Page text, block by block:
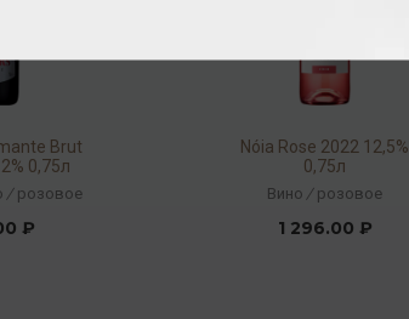
Brut
0,75л
/ розовое
₽
Nóia Rose 2022 12,5%
0,75л
Вино / розовое
1 296.00 ₽